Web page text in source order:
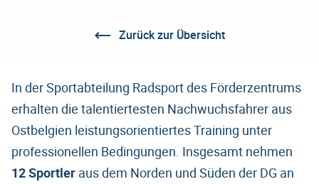
Zurück zur Übersicht
In der Sportabteilung Radsport des Förderzentrums
erhalten die talentiertesten Nachwuchsfahrer aus
Ostbelgien leistungsorientiertes Training unter
professionellen Bedingungen. Insgesamt nehmen
12 Sportler aus dem Norden und Süden der DG an